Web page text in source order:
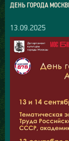
ДЕНЬ ГОРОДА
13.09.2025